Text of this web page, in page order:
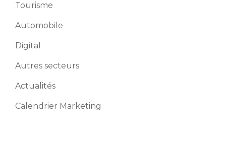
Tourisme
Automobile
Digital
Autres secteurs
Actualités
Calendrier Marketing